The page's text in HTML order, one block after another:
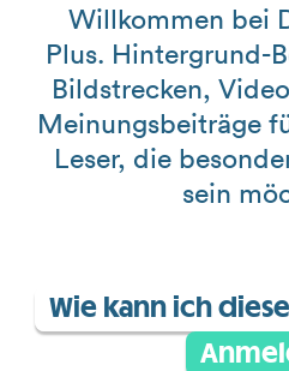
Willkommen bei
Plus. Hintergrund-
Bildstrecken,
Meinungsbeiträge
Leser, die
sein
Wie kann ich